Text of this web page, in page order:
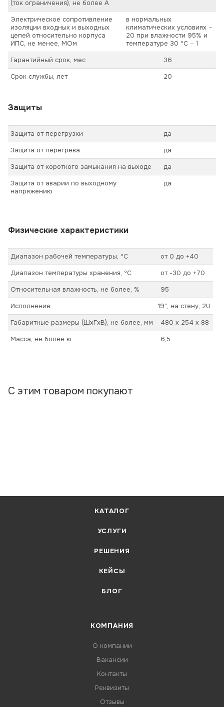
(ток ограничения), не более А
Электрическое сопротивление
изоляции входных и выходных
цепей относительно корпуса
ИПС, не менее, МОм
в нормальных
климатических условиях –
20 при влажности 95% и
температуре 30 ºС – 1
Гарантийный срок, мес
36
Срок службы, лет
20
Защиты
Защита от перегрузки
да
Защита от перегрева
да
Защита от короткого замыкания на выходе
да
Защита от аварии по выходному
напряжению
да
Физические характеристики
Диапазон рабочей температуры, ºС
от 0 до +40
Диапазон температуры хранения, ºС
от -30 до +70
Относительная влажность, не более, %
95
Исполнение
19’’, на стену, 2U
Габаритные размеры (ШхГхВ), не более, мм
480 х 254 х 88
Масса, не более кг
6,5
С этим товаром покупают
КАТАЛОГ
УСЛУГИ
РЕШЕНИЯ
КЕЙСЫ
БЛОГ
КОМПАНИЯ
О компании
Вакансии
Контакты
Реквизиты
Отзывы